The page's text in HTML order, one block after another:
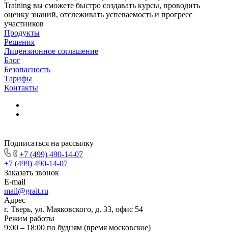
Training вы сможете быстро создавать курсы, проводить
оценку знаний, отслеживать успеваемость и прогресс
участников
Продукты
Решения
Лицензионное соглашение
Блог
Безопасность
Тарифы
Контакты
Подписаться на рассылку
+7 (499) 490-14-07
+7 (499) 490-14-07
Заказать звонок
E-mail
mail@grait.ru
Адрес
г. Тверь, ул. Маяковского, д. 33, офис 54
Режим работы
9:00 – 18:00 по будням (время московское)